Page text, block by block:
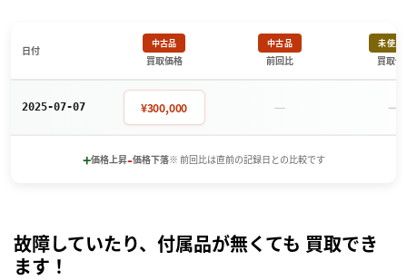
日付
中古品
買取価格
中古品
前回比
未使用
買取価
2025-07-07 ¥300,000 － －
+価格上昇-価格下落※ 前回比は直前の記録日との比較です
故障していたり、付属品が無くても 買取でき
ます！